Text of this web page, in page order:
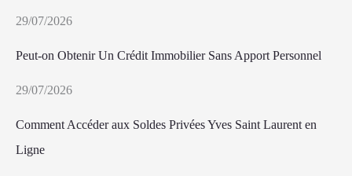
29/07/2026
Peut-on Obtenir Un Crédit Immobilier Sans Apport Personnel
29/07/2026
Comment Accéder aux Soldes Privées Yves Saint Laurent en
Ligne